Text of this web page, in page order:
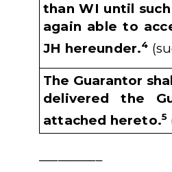
than WI until
again able to
JH hereunder.4
The Guarantor
delivered the
attached hereto.5